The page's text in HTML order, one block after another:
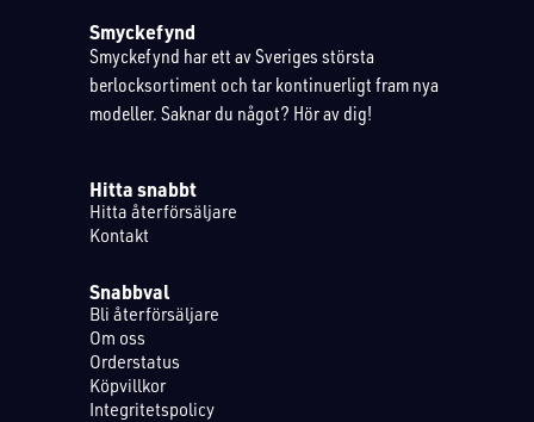
Smyckefynd
Smyckefynd har ett av Sveriges största
berlocksortiment och tar kontinuerligt fram nya
modeller. Saknar du något? Hör av dig!
Hitta snabbt
Hitta återförsäljare
Kontakt
Snabbval
Bli återförsäljare
Om oss
Orderstatus
Köpvillkor
Integritetspolicy